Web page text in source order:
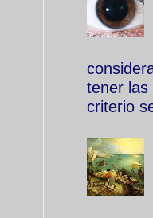
tener las
criterio